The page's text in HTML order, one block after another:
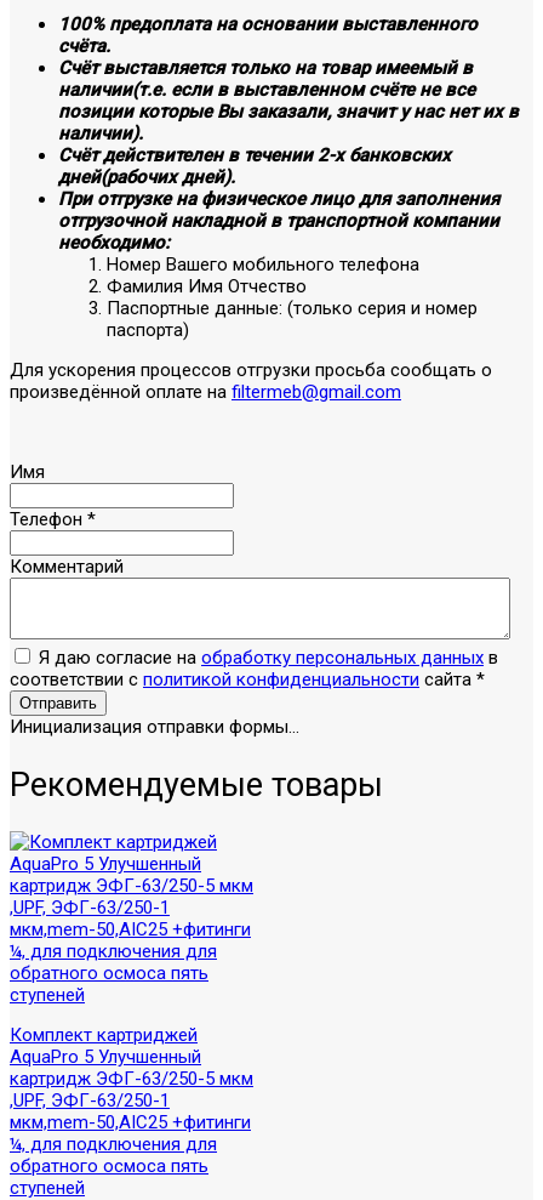
100% предоплата на основании выставленного
счёта.
Счёт выставляется только на товар имеемый в
наличии(т.е. если в выставленном счёте не все
позиции которые Вы заказали, значит у нас нет их в
наличии).
Счёт действителен в течении 2-х банковских
дней(рабочих дней).
При отгрузке на физическое лицо для заполнения
отгрузочной накладной в транспортной компании
необходимо:
Номер Вашего мобильного телефона
Фамилия Имя Отчество
Паспортные данные: (только серия и номер
паспорта)
Для ускорения процессов отгрузки просьба сообщать о
произведённой оплате на filtermeb@gmail.com
Имя
Телефон *
Комментарий
Я даю согласие на обработку персональных данных в
соответствии с политикой конфиденциальности сайта *
Отправить
Инициализация отправки формы...
Рекомендуемые товары
Комплект картриджей
AquaPro 5 Улучшенный
картридж ЭФГ-63/250-5 мкм
,UPF, ЭФГ-63/250-1
мкм,mem-50,AIC25 +фитинги
¼, для подключения для
обратного осмоса пять
ступеней